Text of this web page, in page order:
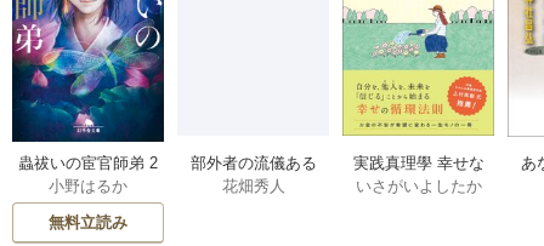
蟲祓いの宦官師弟 2
巻
小野はるか
無料立読み
部外者の流儀ある
日、三木たかしの5
花畑秀人
実践真理學 幸せな
お金の使い方編 1巻
いさがいよしたか
あ